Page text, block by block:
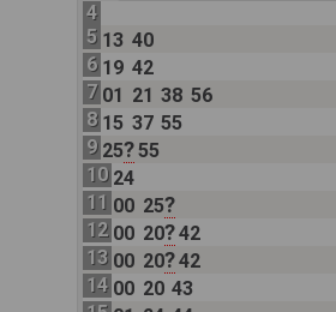
4
5 13 40
6 19 42
7 01 21 38 56
8 15 37 55
9 25?55
10 24
11 00 25?
12 00 20?42
13 00 20?42
14 00 20 43